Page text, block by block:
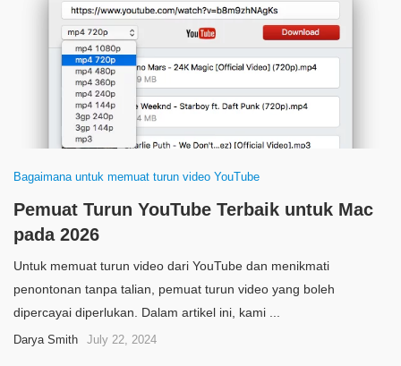
Bagaimana untuk memuat turun video YouTube
Pemuat Turun YouTube Terbaik untuk Mac
pada 2026
Untuk memuat turun video dari YouTube dan menikmati
penontonan tanpa talian, pemuat turun video yang boleh
dipercayai diperlukan. Dalam artikel ini, kami ...
Darya Smith July 22, 2024